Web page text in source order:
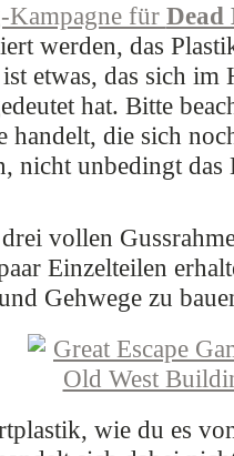
für Dead
werden, das
etwas, das sich
hat. Bitte
handelt, die sich
nicht unbedingt
vollen
Einzelteilen
Gehwege zu
wie du es